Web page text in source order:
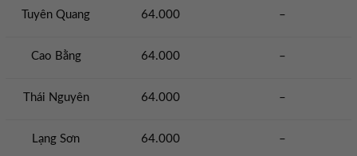
Tuyên Quang 64.000 –
Cao Bằng 64.000 –
Thái Nguyên 64.000 –
Lạng Sơn 64.000 –